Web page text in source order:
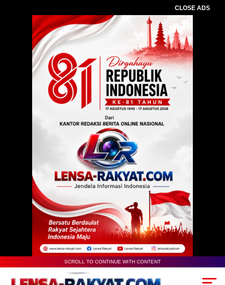
CLOSE ADS
SCROLL TO CONTINUE WITH CONTENT